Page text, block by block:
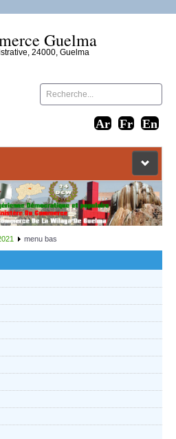
Guelma
24000, Guelma
menu bas